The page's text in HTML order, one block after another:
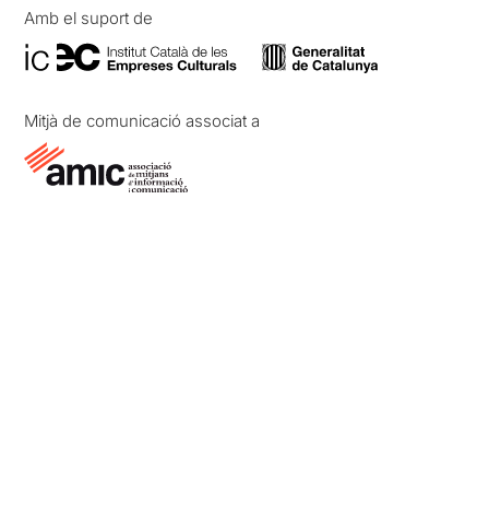
Amb el suport de
Mitjà de comunicació associat a